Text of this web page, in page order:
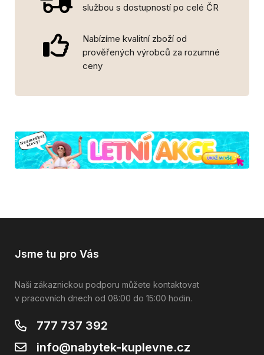
službou s dostupností po celé ČR
Nabízíme kvalitní zboží od
prověřených výrobců za rozumné
ceny
Jsme tu pro Vás
Naši zákaznickou podporu můžete kontaktovat
v pracovních dnech od 08:00 do 15:00 hodin.
777 737 392
info@nabytek-kuplevne.cz